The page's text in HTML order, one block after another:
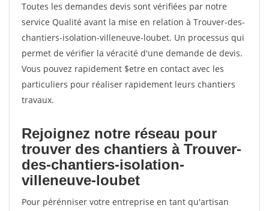
Toutes les demandes devis sont vérifiées par notre
service Qualité avant la mise en relation à Trouver-des-
chantiers-isolation-villeneuve-loubet. Un processus qui
permet de vérifier la véracité d'une demande de devis.
Vous pouvez rapidement $etre en contact avec les
particuliers pour réaliser rapidement leurs chantiers
travaux.
Rejoignez notre réseau pour
trouver des chantiers à Trouver-
des-chantiers-isolation-
villeneuve-loubet
Pour pérénniser votre entreprise en tant qu'artisan